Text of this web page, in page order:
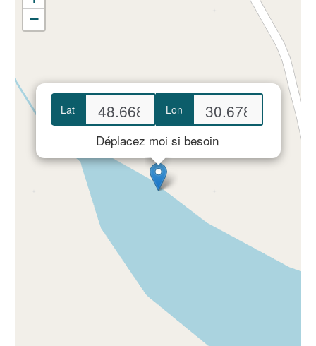
Lat Lon
Déplacez moi si besoin
−